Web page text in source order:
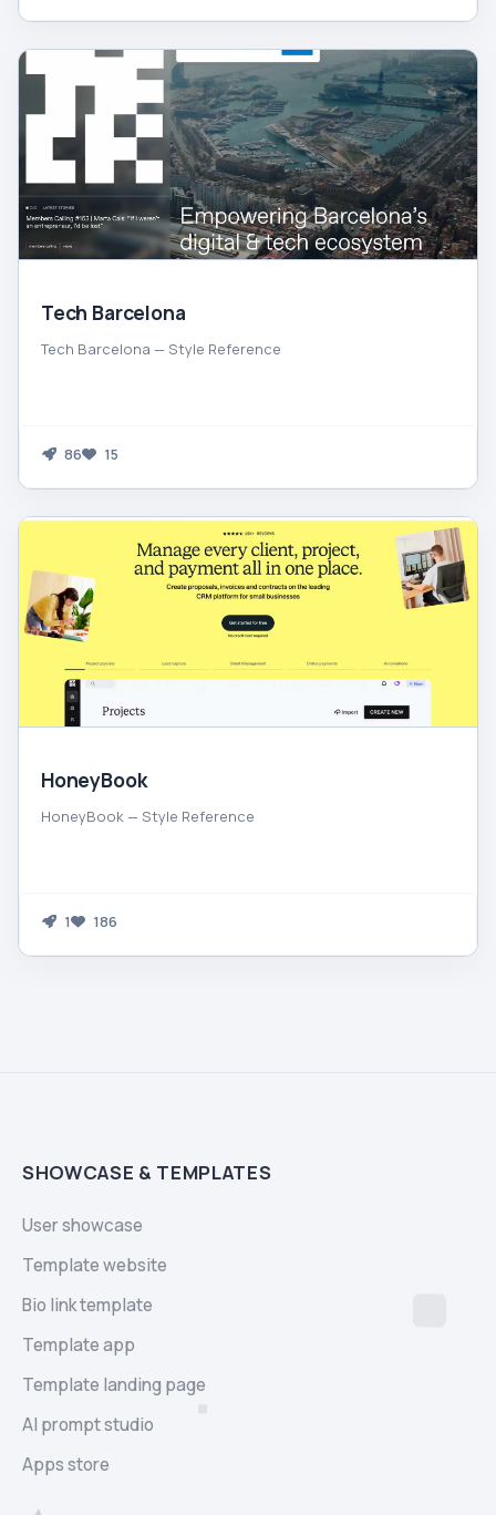
Tech Barcelona
Tech Barcelona — Style Reference
86 15
HoneyBook
HoneyBook — Style Reference
1 186
SHOWCASE & TEMPLATES
User showcase
Template website
Bio link template
Template app
Template landing page
AI prompt studio
Apps store